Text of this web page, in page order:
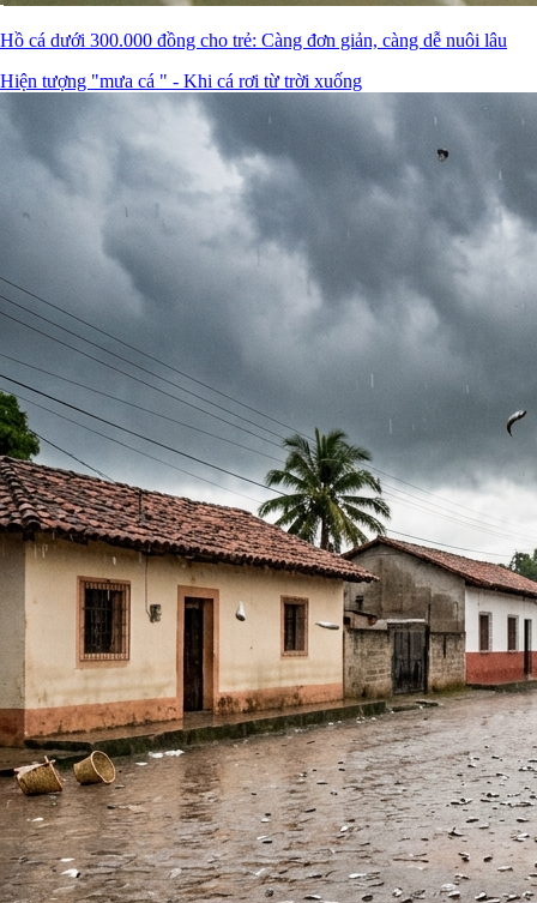
Hồ cá dưới 300.000 đồng cho trẻ: Càng đơn giản, càng dễ nuôi lâu
Hiện tượng "mưa cá " - Khi cá rơi từ trời xuống